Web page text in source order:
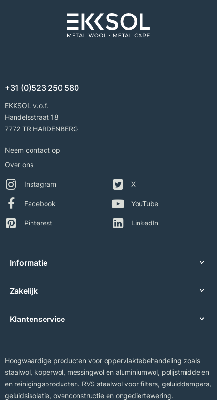
+31 (0)523 250 580
EKKSOL v.o.f.
Handelsstraat 18
7772 TR HARDENBERG
Neem contact op
Over ons
Instagram
Facebook
Pinterest
X
YouTube
LinkedIn
Informatie
Zakelijk
Klantenservice
Hoogwaardige producten voor oppervlaktebehandeling zoals
staalwol, koperwol, messingwol en aluminiumwol, polijstmiddelen
en reinigingsproducten. RVS staalwol voor filters, geluiddempers,
geluidsisolatie, ovenconstructie en ongediertewering.